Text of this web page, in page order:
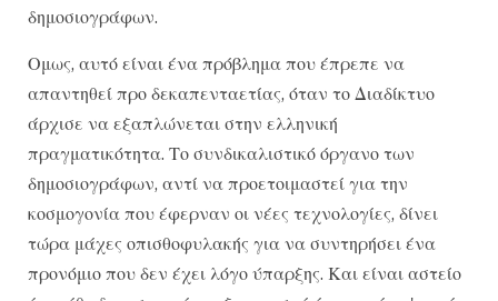
δημοσιογράφων.
Ομως, αυτό είναι ένα πρόβλημα που έπρεπε να
απαντηθεί προ δεκαπενταετίας, όταν το Διαδίκτυο
άρχισε να εξαπλώνεται στην ελληνική
πραγματικότητα. Το συνδικαλιστικό όργανο των
δημοσιογράφων, αντί να προετοιμαστεί για την
κοσμογονία που έφερναν οι νέες τεχνολογίες, δίνει
τώρα μάχες οπισθοφυλακής για να συντηρήσει ένα
προνόμιο που δεν έχει λόγο ύπαρξης. Και είναι αστείο